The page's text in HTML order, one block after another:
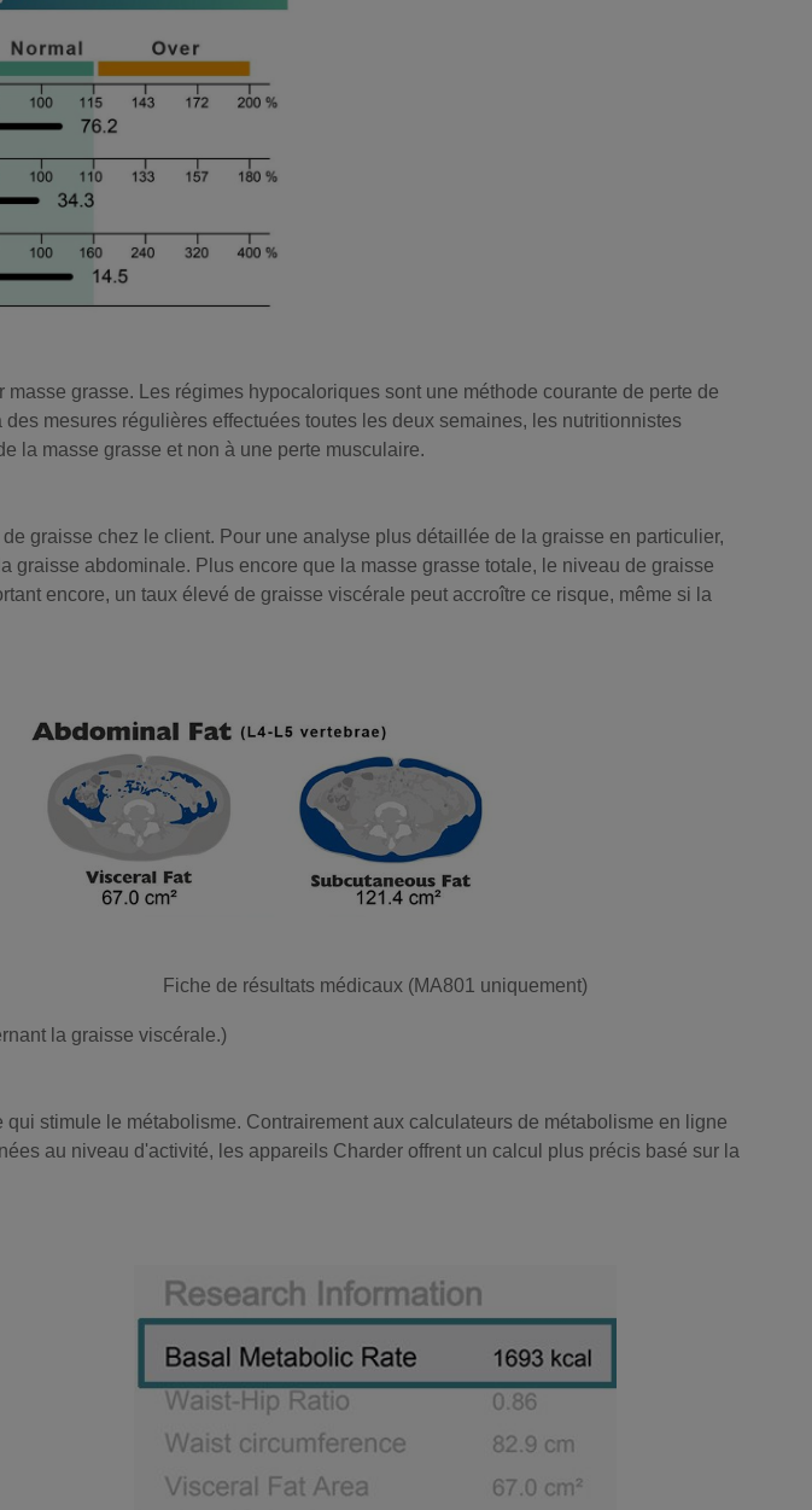
grasse. Les régimes hypocaloriques sont une méthode courante de perte de
mesures régulières effectuées toutes les deux semaines, les nutritionnistes
la masse grasse et non à une perte musculaire.
graisse chez le client. Pour une analyse plus détaillée de la graisse en particulier,
abdominale. Plus encore que la masse grasse totale, le niveau de graisse
encore, un taux élevé de graisse viscérale peut accroître ce risque, même si la
Fiche de résultats médicaux (MA801 uniquement)
la graisse viscérale.)
stimule le métabolisme. Contrairement aux calculateurs de métabolisme en ligne
au niveau d'activité, les appareils Charder offrent un calcul plus précis basé sur la